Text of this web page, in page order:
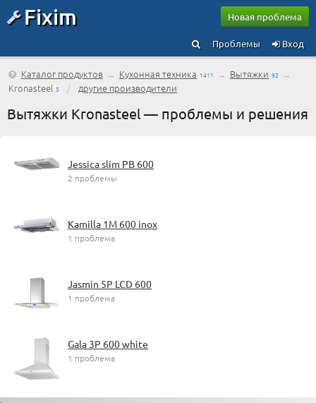
Fixim Новая проблема
Вход
Проблемы
Каталог продуктов → Кухонная техника 1411 → Вытяжки 92 →
Kronasteel 5 / другие производители
Вытяжки Kronasteel — проблемы и решения
Jessica slim PB 600
2 проблемы
Kamilla 1M 600 inox
1 проблема
Jasmin 5P LCD 600
1 проблема
Gala 3P 600 white
1 проблема